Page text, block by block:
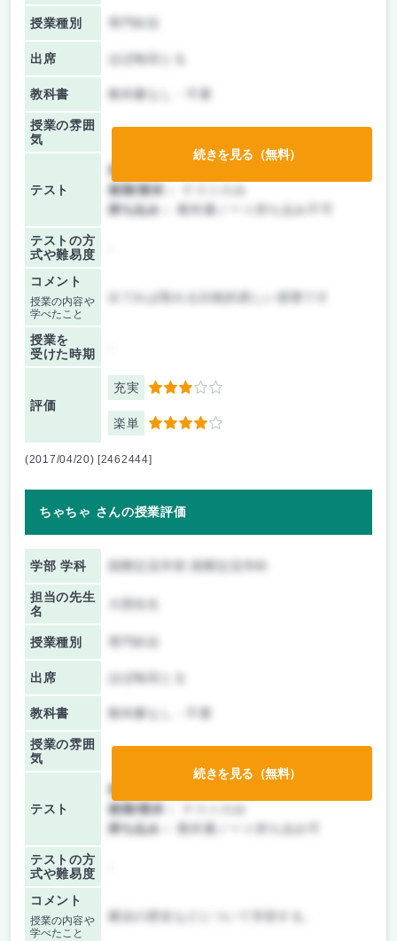
授業種別
出席 ほぼ毎回とる
教科書 教科書なし・不要
授業の雰囲
気
テスト
前期/中間：
後期/期末：
持ち込み：
教科書ノート持ち込み不可
テストの方
式や難易度
コメント
授業の内容や
学べたこと
出てれば取れる比較的易しい授業です
授業を
受けた時期
評価
充実 3
楽単 4
続きを見る（無料）
(2017/04/20) [2462444]
ちゃちゃ さんの授業評価
学部 学科
担当の先生
名
授業種別
出席 ほぼ毎回とる
教科書 教科書なし・不要
授業の雰囲
気
テスト
前期/中間：
後期/期末：
持ち込み：
教科書ノート持ち込み可
テストの方
式や難易度
コメント
授業の内容や
学べたこと
続きを見る（無料）